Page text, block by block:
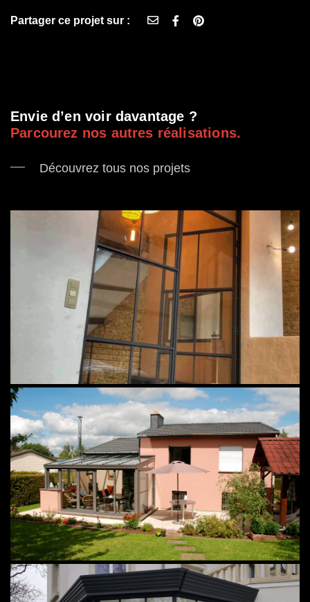
Partager ce projet sur :
Envie d’en voir davantage ?
Parcourez nos autres réalisations.
Découvrez tous nos projets